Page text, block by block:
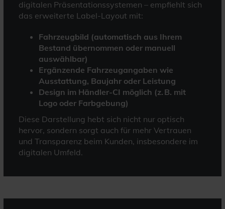
digitalen Präsentationssystemen – empfiehlt sich
das erweiterte Label-Layout mit:
Fahrzeugbild (automatisch aus Ihrem
Bestand übernommen oder manuell
auswählbar)
Ergänzende Fahrzeugangaben wie
Ausstattung, Baujahr oder Leistung
Design im Händler-CI möglich (z. B. mit
Logo oder Farbgebung)
Diese Darstellung hebt sich nicht nur optisch
hervor, sondern sorgt auch für mehr Vertrauen
und Transparenz beim Kunden, insbesondere im
digitalen Umfeld.